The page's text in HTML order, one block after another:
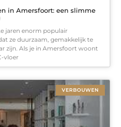
in Amersfoort: een slimme
jaren enorm populair
ze duurzaam, gemakkelijk te
zijn. Als je in Amersfoort woont
vloer
VERBOUWEN